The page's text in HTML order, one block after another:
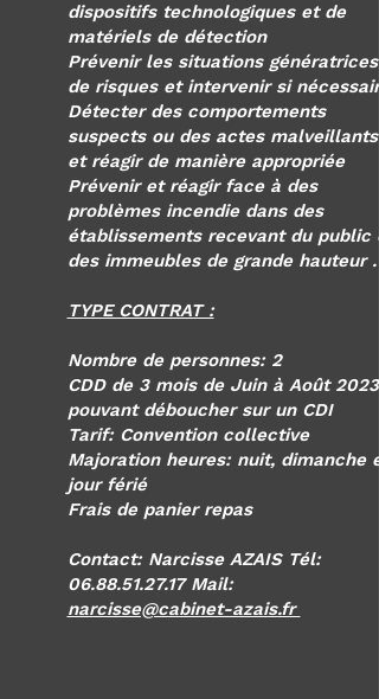
dispositifs technologiques et de
matériels de détection
Prévenir les situations génératrices
de risques et intervenir si nécessaire
Détecter des comportements
suspects ou des actes malveillants
et réagir de manière appropriée
Prévenir et réagir face à des
problèmes incendie dans des
établissements recevant du public
des immeubles de grande hauteur .
TYPE CONTRAT :
Nombre de personnes: 2
CDD de 3 mois de Juin à Août 2023
pouvant déboucher sur un CDI
Tarif: Convention collective
Majoration heures: nuit, dimanche et
jour férié
Frais de panier repas
Contact: Narcisse AZAIS Tél:
06.88.51.27.17Mail:
narcisse@cabinet-azais.fr